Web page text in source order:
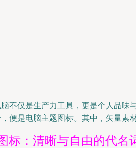
不仅是生产力工具，更是个人品味
便是电脑主题图标。其中，矢量素
标：清晰与自由的代名